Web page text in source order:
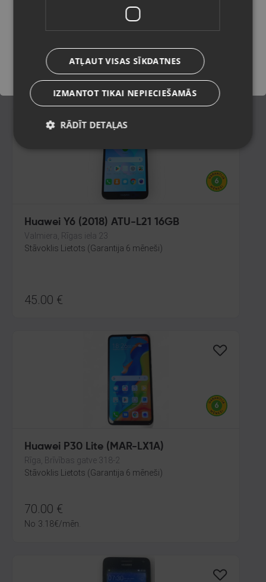
Stāvoklis Lietots (Garantija 6 mēneši)
99.00
4.50€/mēn.
Huawei Y6 (2018) ATU-L21 16GB
Valmiera, Rīgas iela 23
Stāvoklis Lietots (Garantija 6 mēneši)
45.00 €
Huawei P30 Lite (MAR-LX1A)
Rīga, Brīvības gatve 318-2
Stāvoklis Lietots (Garantija 6 mēneši)
70.00 €
No 3.18€/mēn.
Saglabāt
ATĻAUT VISAS SĪKDATNES
IZMANTOT TIKAI NEPIECIEŠAMĀS
RĀDĪT DETAĻAS